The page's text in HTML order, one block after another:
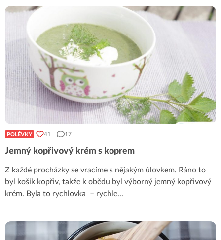
POLÉVKY 41 17
Jemný kopřivový krém s koprem
Z každé procházky se vracíme s nějakým úlovkem. Ráno to
byl košík kopřiv, takže k obědu byl výborný jemný kopřivový
krém. Byla to rychlovka – rychle...